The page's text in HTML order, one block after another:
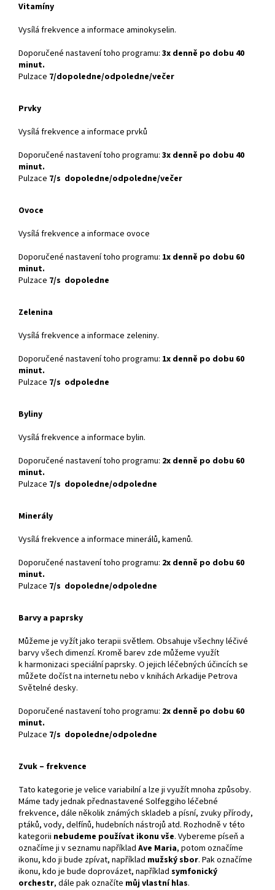
Vitamíny
Vysílá frekvence a informace aminokyselin.
Doporučené nastavení toho programu: 3x denně po dobu 40
minut.
Pulzace 7/dopoledne/odpoledne/večer
Prvky
Vysílá frekvence a informace prvků
Doporučené nastavení toho programu: 3x denně po dobu 40
minut.
Pulzace 7/s dopoledne/odpoledne/večer
Ovoce
Vysílá frekvence a informace ovoce
Doporučené nastavení toho programu: 1x denně po dobu 60
minut.
Pulzace 7/s dopoledne
Zelenina
Vysílá frekvence a informace zeleniny.
Doporučené nastavení toho programu: 1x denně po dobu 60
minut.
Pulzace 7/s odpoledne
Byliny
Vysílá frekvence a informace bylin.
Doporučené nastavení toho programu: 2x denně po dobu 60
minut.
Pulzace 7/s dopoledne/odpoledne
Minerály
Vysílá frekvence a informace minerálů, kamenů.
Doporučené nastavení toho programu: 2x denně po dobu 60
minut.
Pulzace 7/s dopoledne/odpoledne
Barvy a paprsky
Můžeme je vyžít jako terapii světlem. Obsahuje všechny léčivé
barvy všech dimenzí. Kromě barev zde můžeme využít
k harmonizaci speciální paprsky. O jejich léčebných účincích se
můžete dočíst na internetu nebo v knihách Arkadije Petrova
Světelné desky.
Doporučené nastavení toho programu: 2x denně po dobu 60
minut.
Pulzace 7/s dopoledne/odpoledne
Zvuk – frekvence
Tato kategorie je velice variabilní a lze ji využít mnoha způsoby.
Máme tady jednak přednastavené Solfeggiho léčebné
frekvence, dále několik známých skladeb a písní, zvuky přírody,
ptáků, vody, delfínů, hudebních nástrojů atd. Rozhodně v této
kategorii nebudeme používat ikonu vše. Vybereme píseň a
označíme ji v seznamu například Ave Maria, potom označíme
ikonu, kdo ji bude zpívat, například mužský sbor. Pak označíme
ikonu, kdo je bude doprovázet, například symfonický
orchestr, dále pak označíte můj vlastní hlas.